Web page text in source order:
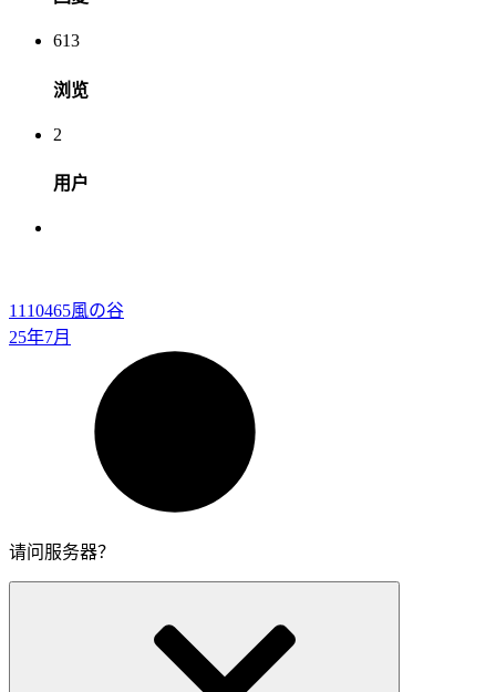
613
浏览
2
用户
1110465風の谷
25年7月
请问服务器？